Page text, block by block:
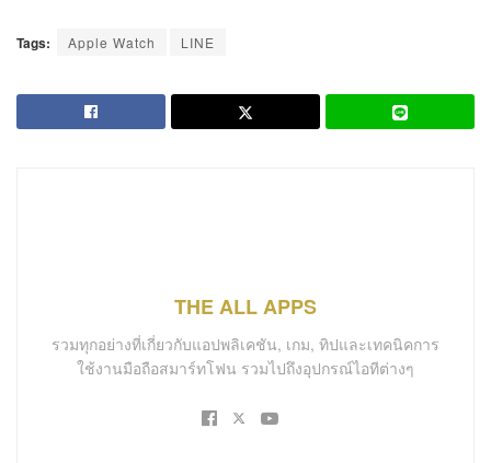
Tags: Apple Watch LINE
THE ALL APPS
รวมทุกอย่างที่เกี่ยวกับแอปพลิเคชัน, เกม, ทิปและเทคนิคการ
ใช้งานมือถือสมาร์ทโฟน รวมไปถึงอุปกรณ์ไอทีต่างๆ